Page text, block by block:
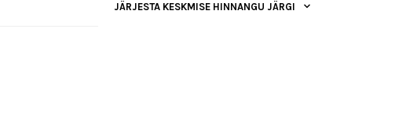
JÄRJESTA KESKMISE HINNANGU JÄRGI